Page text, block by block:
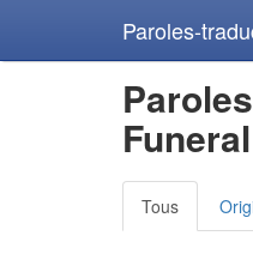
Paroles-
Tous